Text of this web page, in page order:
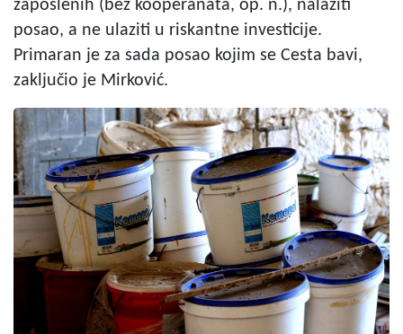
zaposlenih (bez kooperanata, op. n.), nalaziti
posao, a ne ulaziti u riskantne investicije.
Primaran je za sada posao kojim se Cesta bavi,
zaključio je Mirković.